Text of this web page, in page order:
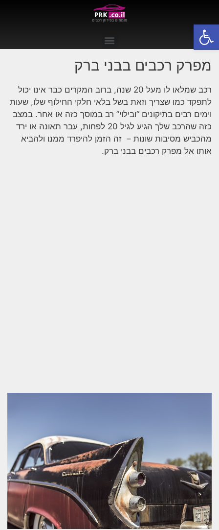
פתח סרגל נגישות
מפרק רכבים בבני ברק
רכב שמלאו לו מעל 20 שנה, ברוב המקרים כבר אינו יכול
לתפקד כמו שצריך וזאת בשל בלאי חלקי החילוף שלו, שעות
וימים רבים בתיקונים “ובילוי” רב במוסך כזה או אחר. במצב
כזה שהרכב שלך הגיע לגיל 20 לפחות, עבר תאונה או ירד
מהכביש מסיבות שונות – זה הזמן להיפרד ממנו ולהביא
אותו אל מפרק רכבים בבני ברק.